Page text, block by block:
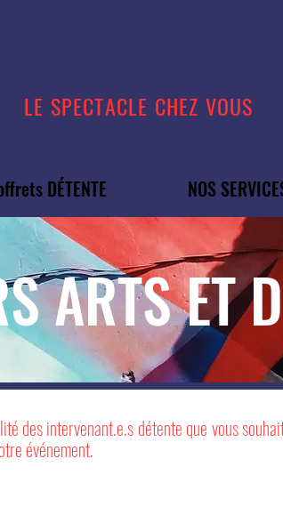
LE SPECTACLE CHEZ VOUS
DÉTENTE NOS
ARTS ET
des intervenant.e.s détente que vous
événement.